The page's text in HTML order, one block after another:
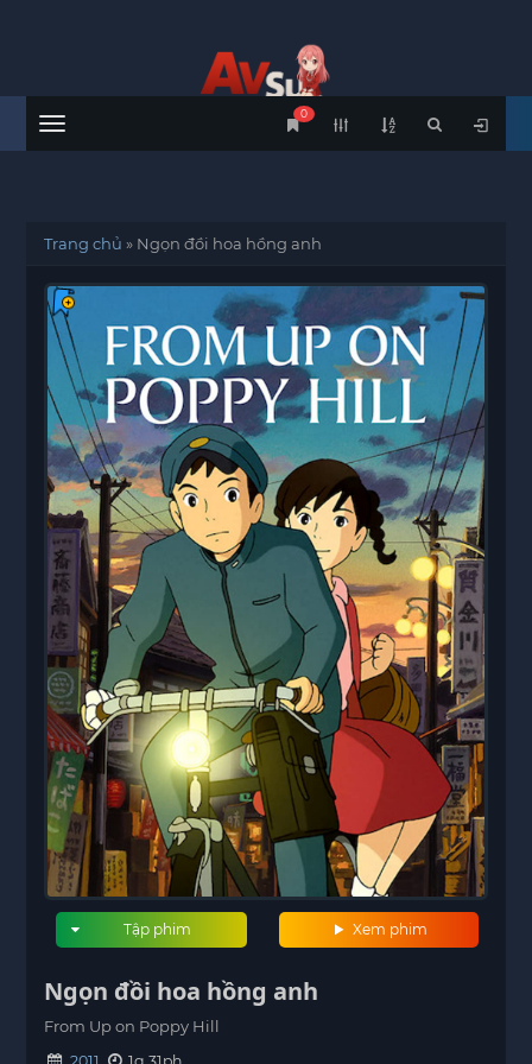
Menu
0
Trang chủ » Ngọn đồi hoa hồng anh
Xem phim
Tập phim
Ngọn đồi hoa hồng anh
From Up on Poppy Hill